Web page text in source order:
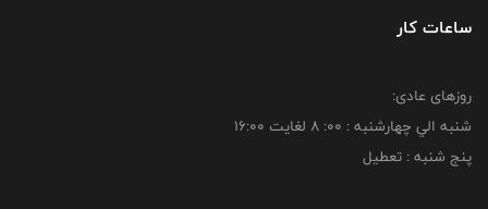
ساعات کار
روزهای عادی:
شنبه الي چهارشنبه : 00: 8 لغايت 16:00
پنج شنبه : تعطیل